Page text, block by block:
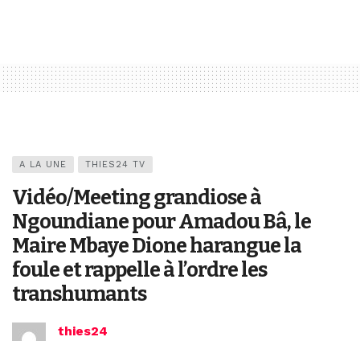
A LA UNE THIES24 TV
Vidéo/Meeting grandiose à
Ngoundiane pour Amadou Bâ, le
Maire Mbaye Dione harangue la
foule et rappelle à l’ordre les
transhumants
thies24